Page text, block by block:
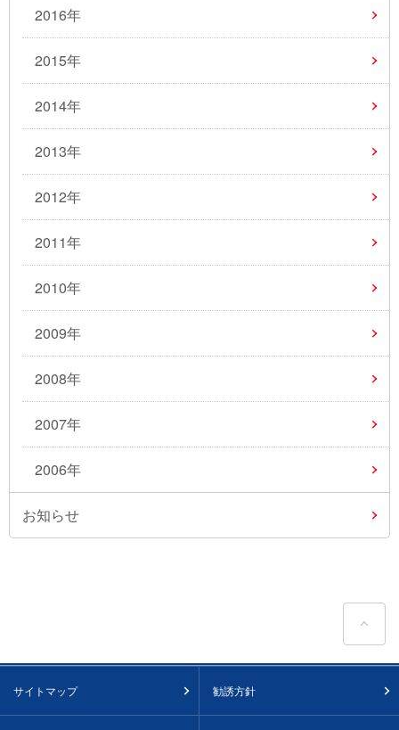
2016年
2015年
2014年
2013年
2012年
2011年
2010年
2009年
2008年
2007年
2006年
お知らせ
ペ
サイトマップ 勧誘方針